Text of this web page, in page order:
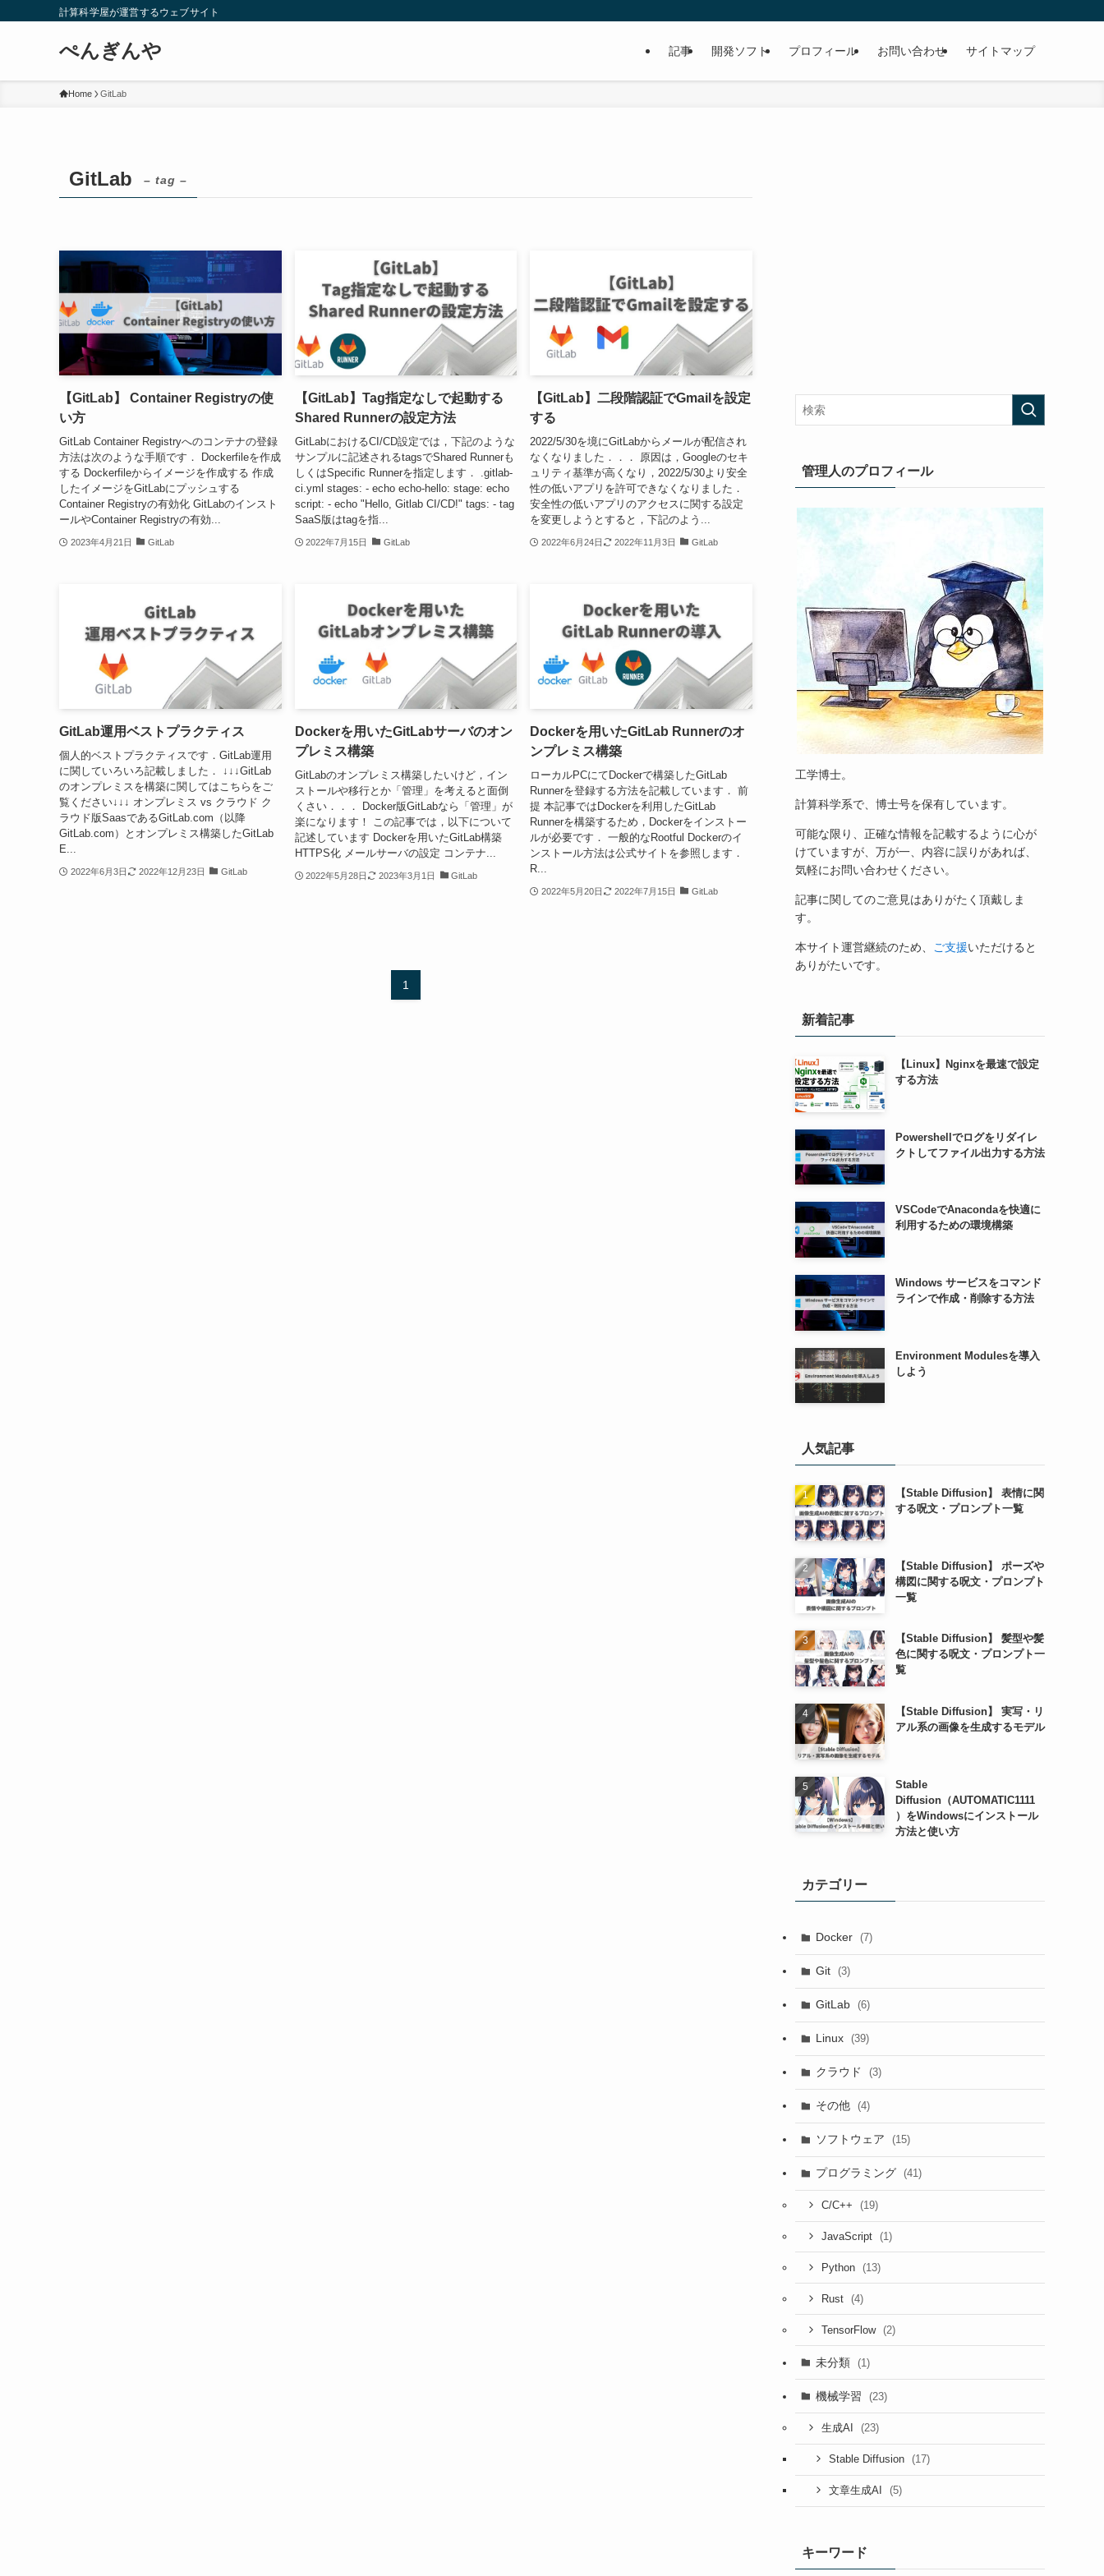
計算科学屋が運営するウェブサイト
ぺんぎんや 記事 開発ソフト プロフィール お問い合わせ サイトマップ
Home GitLab
GitLab – tag –
【GitLab】 Container Registryの使
い方
GitLab Container Registryへのコンテナの登録
方法は次のような手順です． Dockerfileを作成
する Dockerfileからイメージを作成する 作成
したイメージをGitLabにプッシュする
Container Registryの有効化 GitLabのインスト
ールやContainer Registryの有効...
2023年4月21日 GitLab
【GitLab】Tag指定なしで起動する
Shared Runnerの設定方法
GitLabにおけるCI/CD設定では，下記のような
サンプルに記述されるtagsでShared Runnerも
しくはSpecific Runnerを指定します． .gitlab-
ci.yml stages: - echo echo-hello: stage: echo
script: - echo "Hello, Gitlab CI/CD!" tags: - tag
SaaS版はtagを指...
2022年7月15日 GitLab
【GitLab】二段階認証でGmailを設定
する
2022/5/30を境にGitLabからメールが配信され
なくなりました．．． 原因は，Googleのセキ
ュリティ基準が高くなり，2022/5/30より安全
性の低いアプリを許可できなくなりました．
安全性の低いアプリのアクセスに関する設定
を変更しようとすると，下記のよう...
2022年6月24日 2022年11月3日 GitLab
GitLab運用ベストプラクティス
個人的ベストプラクティスです．GitLab運用
に関していろいろ記載しました． ↓↓↓GitLab
のオンプレミスを構築に関してはこちらをご
覧ください↓↓↓ オンプレミス vs クラウド ク
ラウド版SaasであるGitLab.com（以降
GitLab.com）とオンプレミス構築したGitLab
E...
2022年6月3日 2022年12月23日 GitLab
Dockerを用いたGitLabサーバのオン
プレミス構築
GitLabのオンプレミス構築したいけど，イン
ストールや移行とか「管理」を考えると面倒
くさい．．． Docker版GitLabなら「管理」が
楽になります！ この記事では，以下について
記述しています Dockerを用いたGitLab構築
HTTPS化 メールサーバの設定 コンテナ...
2022年5月28日 2023年3月1日 GitLab
Dockerを用いたGitLab Runnerのオ
ンプレミス構築
ローカルPCにてDockerで構築したGitLab
Runnerを登録する方法を記載しています． 前
提 本記事ではDockerを利用したGitLab
Runnerを構築するため，Dockerをインストー
ルが必要です． 一般的なRootful Dockerのイ
ンストール方法は公式サイトを参照します．
R...
2022年5月20日 2022年7月15日 GitLab
1
管理人のプロフィール
工学博士。
計算科学系で、博士号を保有しています。
可能な限り、正確な情報を記載するように心が
けていますが、万が一、内容に誤りがあれば、
気軽にお問い合わせください。
記事に関してのご意見はありがたく頂戴しま
す。
本サイト運営継続のため、 ご支援いただけると
ありがたいです。
新着記事
【Linux】Nginxを最速で設定
する方法
Powershellでログをリダイレ
クトしてファイル出力する方法
VSCodeでAnacondaを快適に
利用するための環境構築
Windows サービスをコマンド
ラインで作成・削除する方法
Environment Modulesを導入
しよう
人気記事
【Stable Diffusion】 表情に関
する呪文・プロンプト一覧
【Stable Diffusion】 ポーズや
構図に関する呪文・プロンプト
一覧
【Stable Diffusion】 髪型や髪
色に関する呪文・プロンプト一
覧
【Stable Diffusion】 実写・リ
アル系の画像を生成するモデル
Stable
Diffusion（AUTOMATIC1111
）をWindowsにインストール
方法と使い方
カテゴリー
Docker (7)
Git (3)
GitLab (6)
Linux (39)
クラウド (3)
その他 (4)
ソフトウェア (15)
プログラミング (41)
C/C++ (19)
JavaScript (1)
Python (13)
Rust (4)
TensorFlow (2)
未分類 (1)
機械学習 (23)
生成AI (23)
Stable Diffusion (17)
文章生成AI (5)
キーワード